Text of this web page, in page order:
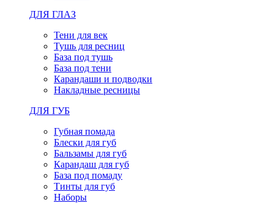
ДЛЯ ГЛАЗ
Тени для век
Тушь для ресниц
База под тушь
База под тени
Карандаши и подводки
Накладные ресницы
ДЛЯ ГУБ
Губная помада
Блески для губ
Бальзамы для губ
Карандаш для губ
База под помаду
Тинты для губ
Наборы